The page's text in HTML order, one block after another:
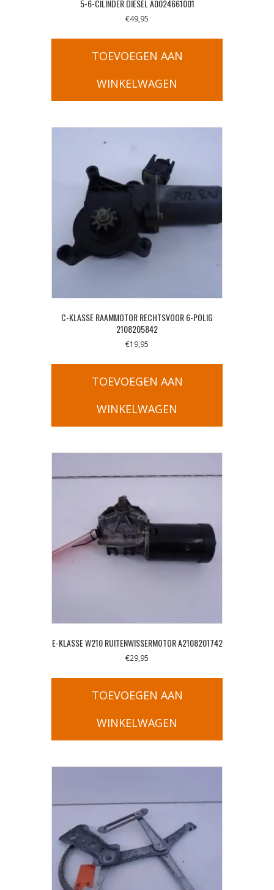
5-6-CILINDER DIESEL A0024661001
€49,95
TOEVOEGEN AAN
WINKELWAGEN
C-KLASSE RAAMMOTOR RECHTSVOOR 6-POLIG
2108205842
€19,95
TOEVOEGEN AAN
WINKELWAGEN
E-KLASSE W210 RUITENWISSERMOTOR A2108201742
€29,95
TOEVOEGEN AAN
WINKELWAGEN